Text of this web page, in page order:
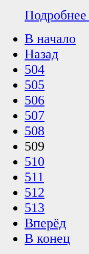
Подробнее
В начало
Назад
504
505
506
507
508
509
510
511
512
513
Вперёд
В конец